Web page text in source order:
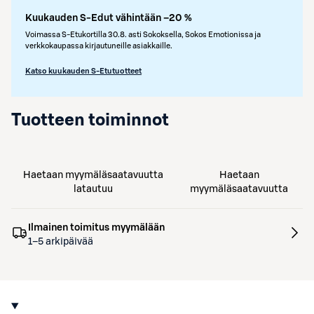
Kuukauden S-Edut vähintään –20 %
Voimassa S-Etukortilla 30.8. asti Sokoksella, Sokos Emotionissa ja
verkkokaupassa kirjautuneille asiakkaille.
Katso kuukauden S-Etutuotteet
Tuotteen toiminnot
Haetaan myymäläsaatavuutta
latautuu
Haetaan
myymäläsaatavuutta
Ilmainen toimitus myymälään
1–5 arkipäivää